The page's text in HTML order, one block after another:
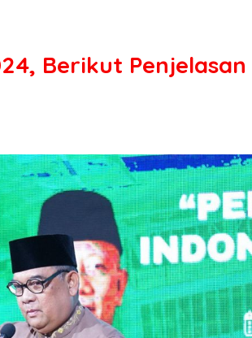
Berikut Penjelasan